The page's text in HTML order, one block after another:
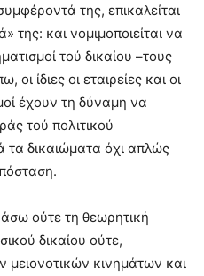
της, επικαλείται
της: και νομιμοποιείται να
τού δικαίου –τους
οι ίδιες οι εταιρείες και οι
έχουν τη δύναμη να
τού πολιτικού
τα δικαιώματα όχι απλώς
ούτε τη θεωρητική
δικαίου ούτε,
κινημάτων και